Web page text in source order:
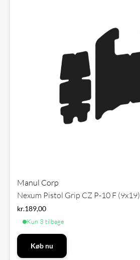
Manul Corp
Nexum Pistol Grip CZ P-10 F (9x19)
kr.189,00
Kun 3 tilbage
Køb nu